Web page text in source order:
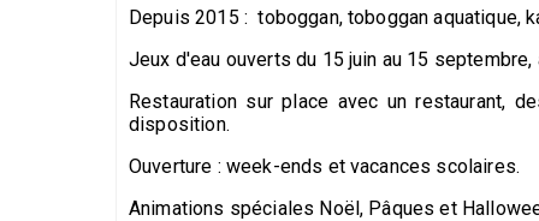
Depuis 2015 : toboggan, toboggan aquatique,
Jeux d'eau ouverts du 15 juin au 15
Restauration sur place avec un restaurant,
disposition.
Ouverture : week-ends et vacances scolaires.
Animations spéciales Noël, Pâques et